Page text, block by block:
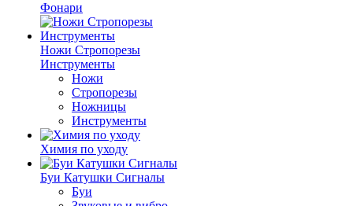
Фонари
Ножи Стропорезы
Инструменты
Ножи
Стропорезы
Ножницы
Инструменты
Химия по уходу
Буи Катушки Сигналы
Буи